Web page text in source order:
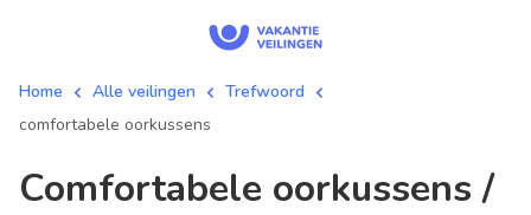
Home Alle veilingen
Trefwoord
comfortabele oorkussens
comfortabele oorkussens /